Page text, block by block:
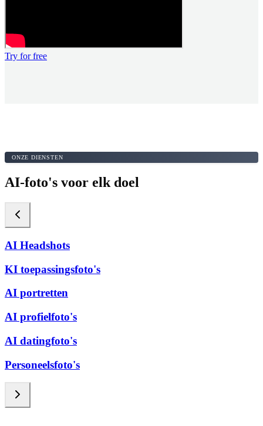
Try for free
ONZE DIENSTEN
AI-foto's voor elk doel
AI Headshots
KI toepassingsfoto's
AI portretten
AI profielfoto's
AI datingfoto's
Personeelsfoto's